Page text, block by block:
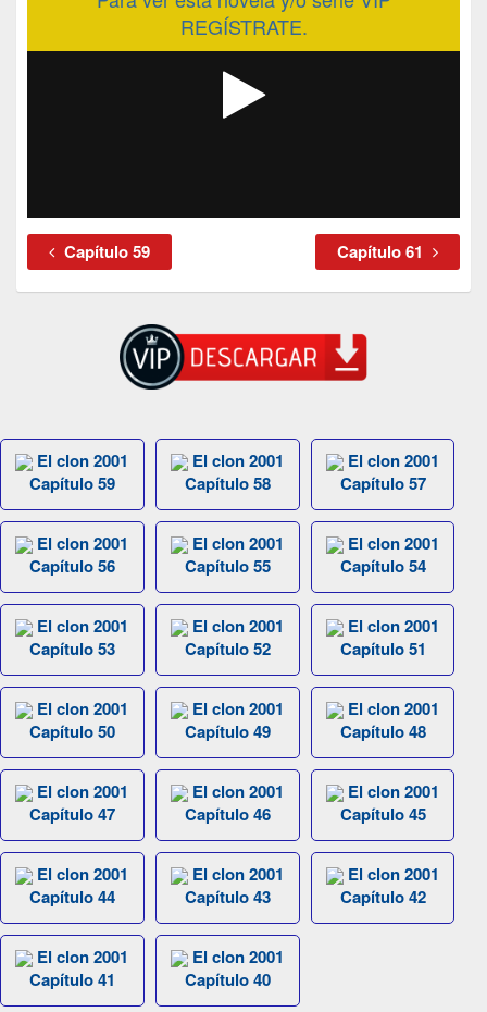
REGÍSTRATE.
Capítulo 59 Capítulo 61
El clon 2001
Capítulo 59
El clon 2001
Capítulo 58
El clon 2001
Capítulo 57
El clon 2001
Capítulo 56
El clon 2001
Capítulo 55
El clon 2001
Capítulo 54
El clon 2001
Capítulo 53
El clon 2001
Capítulo 52
El clon 2001
Capítulo 51
El clon 2001
Capítulo 50
El clon 2001
Capítulo 49
El clon 2001
Capítulo 48
El clon 2001
Capítulo 47
El clon 2001
Capítulo 46
El clon 2001
Capítulo 45
El clon 2001
Capítulo 44
El clon 2001
Capítulo 43
El clon 2001
Capítulo 42
El clon 2001
Capítulo 41
El clon 2001
Capítulo 40